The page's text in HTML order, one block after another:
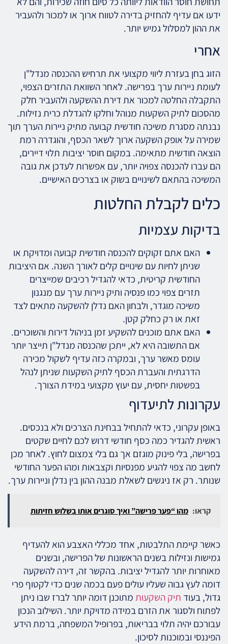
ידעו אם עדיף להחזיק בדירה לטווח ארוך או למכור ולהעביר
את ההון למסלול גמיש יותר.
אחרי
הזוג בחן בעזרת ליווי מקצועי את תרחיש ההכנסה מנדל"ן
לעומת ניירות ערך בפרישה. לאחר השוואת התזרים הצפוי,
התקבלה החלטה למכור את דירת ההשקעה ולהעביר חלק
מהסכום לתיק השקעות מנוהל וחלקו להגדלת כרית נזילות.
נבנתה מסגרת משיכה חודשית קבועה מתיק ניירות הערך תוך
שמירה על אופק השקעה ארוך לשאר הכסף, והוגדרה רמת
הוצאה חודשית מתאימה. במקום חוסר יציבות תלוי דיירים,
הם עברו להכנסה צפויה יותר, עם אפשרות לעדכן את גובה
המשיכה בהתאם לשינויים בשוק או בצרכים האישיים.
כלים לקבלת החלטות
בדיקות עצמיות
האם אתם זקוקים להכנסה חודשית קבועה ומדויקת או
שניתן לחיות עם שינויים קלים לאורך השנה. אם היציבות
החודשית קריטית, כדאי להגדיל רכיבים שמייצרים
תזרים צפוי כמו פנסיה ותיק ניירות ערך עם מנגנון
משיכה מוגדר, ולבחון האם נדלן להשקעה מתאים לצד
זאת או רק כחלק קטן.
האם אתם מוכנים להשקיע זמן בניהול דירות והשוכרים.
אם התשובה היא לא, ייתכן שהכנסה מנדל"ן תייצר יותר
עומס מאשר ערך, ובמקרה כזה עדיף לשקול מכירה
הדרגתית והעברת הכסף לתיק השקעות שניתן לנהל
בפשטות יחסית, עם יעוץ מקצועי במידת הצורך.
עקרונות לתיעדוף
באופן עקרוני, כדאי להתחיל בבחינת הצרכים ולא בנכסים.
ראשית להגדיר כמה כסף חודשי דרוש לכם לחיים שקטים
בפרישה, בלי פינוק מוגזם אך גם בלי צמצום לחוץ. לאחר מכן
לחשב מה צפוי להגיע מפנסיות וקצבאות ומהו הפער החודשי
שנותר. רק אז ניגשים לשאלת מבנה ההון בין נדלן וניירות ערך.
קראו: מהו “פער פרישה” ואיך סוגרים אותו בשלוש חזיתות
כאשר קיימת התלבטות, אחד מכללי האצבע הוא להעדיף
גמישות ונזילות בשנים הראשונות של הפרישה, ובשנים
מאוחרות יותר להגדיל יציבות. בהקשר זה, דירה להשקעה
דומה לעץ גבוה שעליו עולים פעם בכמה שנים כדי לקטוף פרי
גדול, בעוד תיק השקעותמתוכנן דומה יותר לברז שבו ניתן
לפתוח ולסגור את הזרם במידה מדויקת יותר. השילוב הנכון
עבורכם יהיה תלוי בבריאות, בפרופיל המשפחה, ברמת הידע
הפיננסי ובמוכנות לסיכון.